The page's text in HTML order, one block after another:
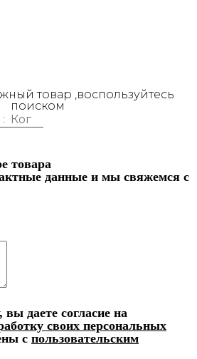
товар ,воспользуйтесь
поиском
товара
данные и мы свяжемся с
даете согласие на
своих персональных
с пользовательским